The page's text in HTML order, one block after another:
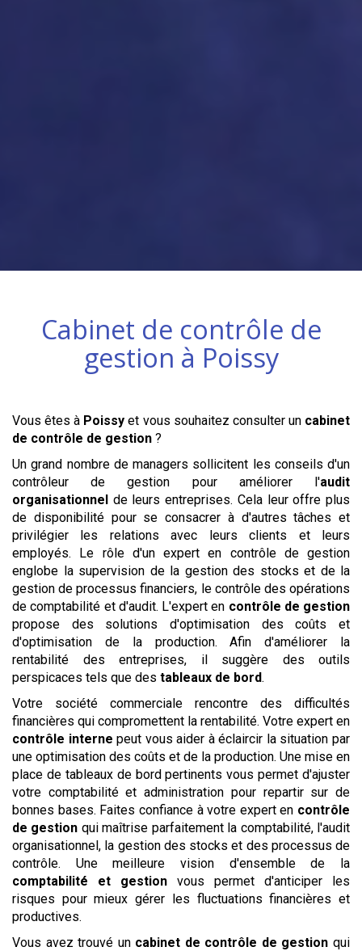
Cabinet de contrôle de
gestion à Poissy
Vous êtes à Poissy et vous souhaitez consulter un cabinet
de contrôle de gestion ?
Un grand nombre de managers sollicitent les conseils d'un
contrôleur de gestion pour améliorer l'audit
organisationnel de leurs entreprises. Cela leur offre plus
de disponibilité pour se consacrer à d'autres tâches et
privilégier les relations avec leurs clients et leurs
employés. Le rôle d'un expert en contrôle de gestion
englobe la supervision de la gestion des stocks et de la
gestion de processus financiers, le contrôle des opérations
de comptabilité et d'audit. L'expert en contrôle de gestion
propose des solutions d'optimisation des coûts et
d'optimisation de la production. Afin d'améliorer la
rentabilité des entreprises, il suggère des outils
perspicaces tels que des tableaux de bord.
Votre société commerciale rencontre des difficultés
financières qui compromettent la rentabilité. Votre expert en
contrôle interne peut vous aider à éclaircir la situation par
une optimisation des coûts et de la production. Une mise en
place de tableaux de bord pertinents vous permet d'ajuster
votre comptabilité et administration pour repartir sur de
bonnes bases. Faites confiance à votre expert en contrôle
de gestion qui maîtrise parfaitement la comptabilité, l'audit
organisationnel, la gestion des stocks et des processus de
contrôle. Une meilleure vision d'ensemble de la
comptabilité et gestion vous permet d'anticiper les
risques pour mieux gérer les fluctuations financières et
productives.
Vous avez trouvé un cabinet de contrôle de gestion qui